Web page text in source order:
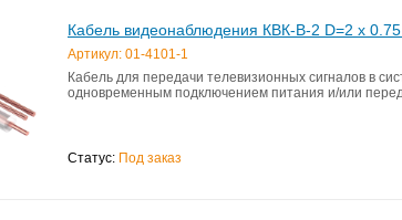
Кабель видеонаблюдения КВК-В-2 D=2 x
Артикул: 01-4101-1
Кабель для передачи телевизионных сигналов в
одновременным подключением питания и/или
Статус: Под заказ